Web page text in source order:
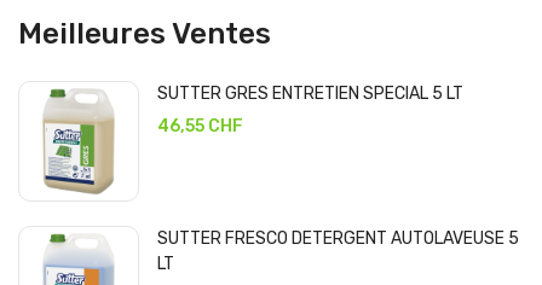
Meilleures Ventes
SUTTER GRES ENTRETIEN SPECIAL 5 LT
46,55 CHF
SUTTER FRESCO DETERGENT AUTOLAVEUSE 5
LT